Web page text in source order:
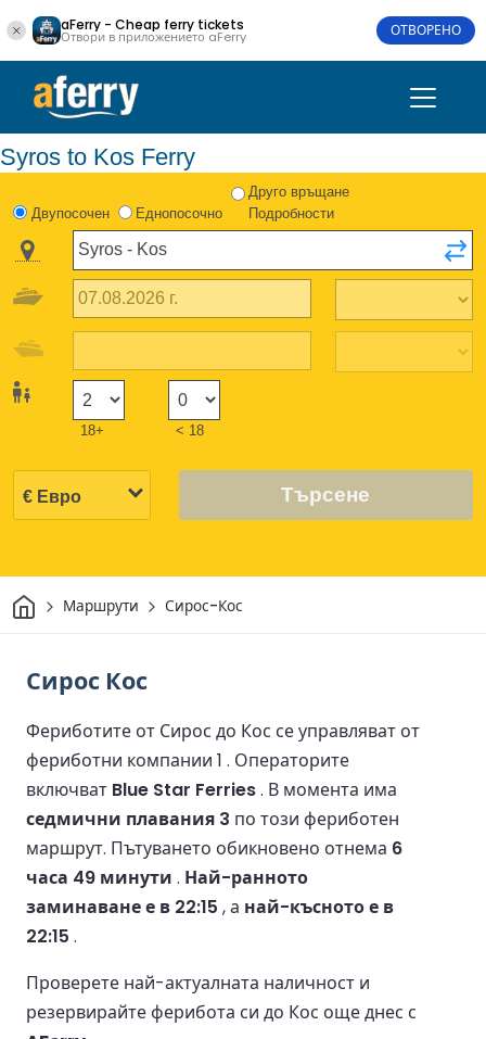
aFerry - Cheap ferry tickets
Отвори в приложението aFerry ОТВОРЕНО
Syros to Kos Ferry
Двупосочен Еднопосочно
Друго връщане
Подробности
18+ < 18
Търсене
Начало
Маршрути Сирос-Кос
Сирос Кос
Фериботите от Сирос до Кос се управляват от
фериботни компании 1 . Операторите
включват Blue Star Ferries. В момента има
седмични плавания 3 по този фериботен
маршрут. Пътуването обикновено отнема 6
часа 49 минути . Най-ранното
заминаване е в 22:15 , а най-късното е в
22:15 .
Проверете най-актуалната наличност и
резервирайте ферибота си до Кос още днес с